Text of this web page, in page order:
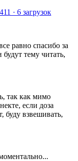
· 6 загрузок
равно спасибо за
тему читать,
так как мимо
если доза
буду взвешивать,